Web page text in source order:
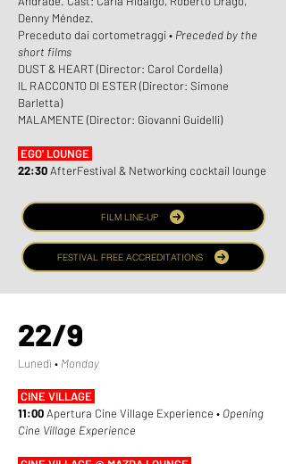
Denny Méndez.
Preceduto dai cortometraggi • Preceded by the
short films
DUST & HEART (Director: Carol Cordella)
IL RACCONTO DI ESTER (Director: Simone
Barletta)
MALAMENTE (Director: Giovanni Guidelli)
EGO' LOUNGE
22:30 AfterFestival & Networking cocktail lounge
FILM LINE-UP
FESTIVAL FREE ACCREDITATIONS
22/9
Lunedì • Monday
CINE VILLAGE
11:00 Apertura Cine Village Experience • Opening
Cine Village Experience